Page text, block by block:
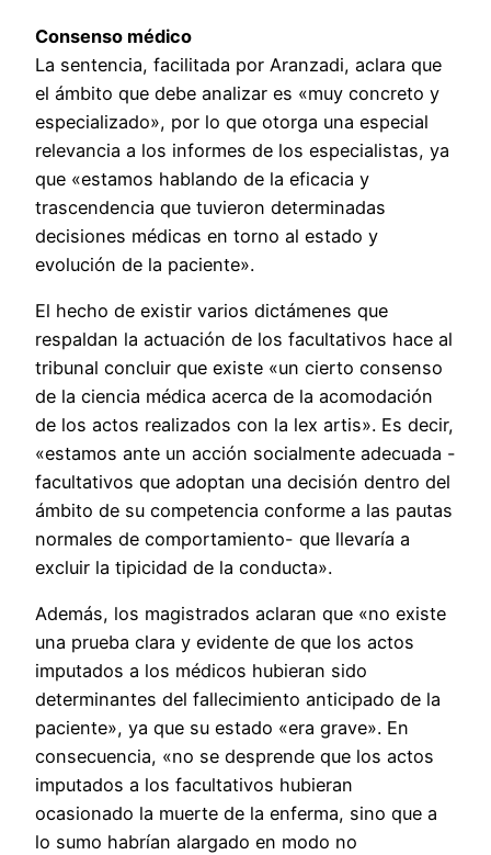
Consenso médico
La sentencia, facilitada por Aranzadi, aclara que
el ámbito que debe analizar es «muy concreto y
especializado», por lo que otorga una especial
relevancia a los informes de los especialistas, ya
que «estamos hablando de la eficacia y
trascendencia que tuvieron determinadas
decisiones médicas en torno al estado y
evolución de la paciente».
El hecho de existir varios dictámenes que
respaldan la actuación de los facultativos hace al
tribunal concluir que existe «un cierto consenso
de la ciencia médica acerca de la acomodación
de los actos realizados con la lex artis». Es decir,
«estamos ante un acción socialmente adecuada -
facultativos que adoptan una decisión dentro del
ámbito de su competencia conforme a las pautas
normales de comportamiento- que llevaría a
excluir la tipicidad de la conducta».
Además, los magistrados aclaran que «no existe
una prueba clara y evidente de que los actos
imputados a los médicos hubieran sido
determinantes del fallecimiento anticipado de la
paciente», ya que su estado «era grave». En
consecuencia, «no se desprende que los actos
imputados a los facultativos hubieran
ocasionado la muerte de la enferma, sino que a
lo sumo habrían alargado en modo no